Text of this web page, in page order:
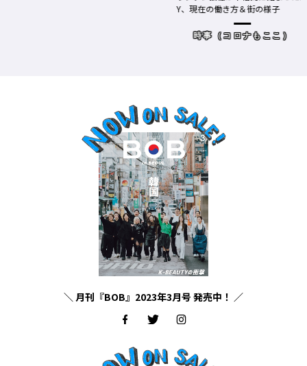
Y、現在の働き方＆街の様子
時事（コロナもここ）
＼ 月刊『BOB』2023年3月号 発売中！ ／